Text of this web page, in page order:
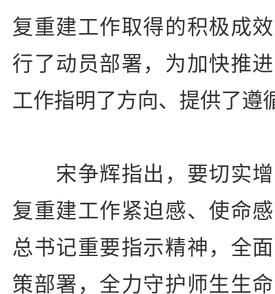
复重建工作取得的积极成
行了动员部署，为加快推
工作指明了方向、提供了遵
宋争辉指出，要切实增
复重建工作紧迫感、使命
总书记重要指示精神，全
策部署，全力守护师生生